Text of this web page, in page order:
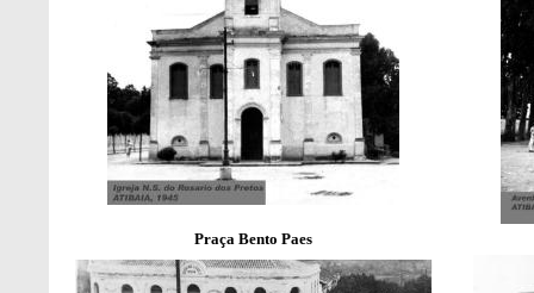
Praça Bento Paes